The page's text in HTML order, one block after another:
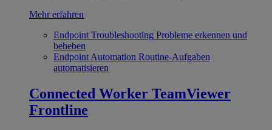
Mehr erfahren
Endpoint Troubleshooting Probleme erkennen und
beheben
Endpoint Automation Routine-Aufgaben
automatisieren
Connected Worker TeamViewer
Frontline